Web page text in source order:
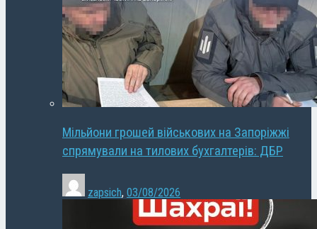
Мільйони грошей військових на Запоріжжі
спрямували на тилових бухгалтерів: ДБР
zapsich, 03/08/2026